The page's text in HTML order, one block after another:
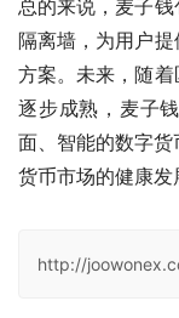
总的来说，麦子
隔离墙，为用户
方案。未来，随
逐步成熟，麦子
面、智能的数字
货币市场的健康发
http://